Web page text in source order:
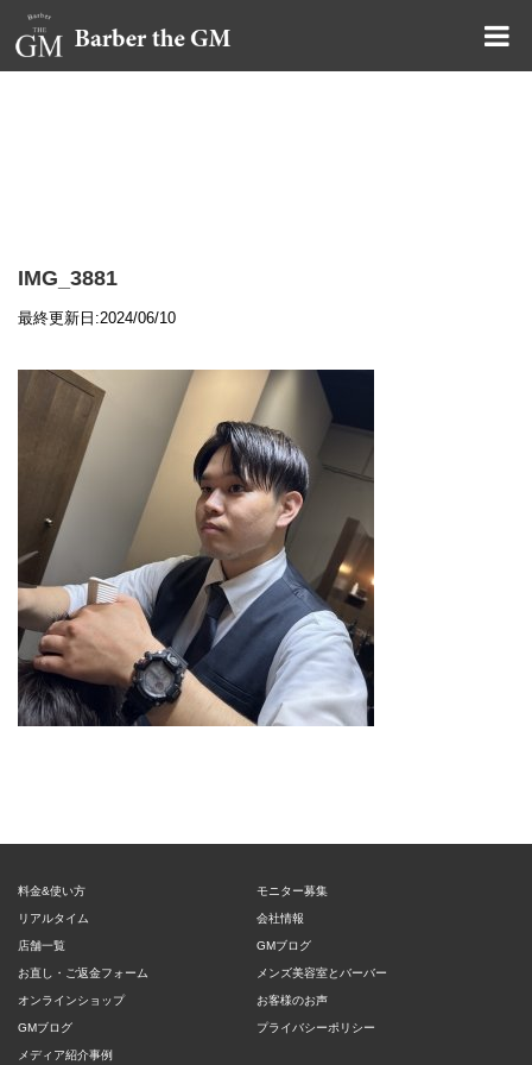
IMG_3881
最終更新日:2024/06/10
料金&使い方
リアルタイム
店舗一覧
お直し・ご返金フォーム
オンラインショップ
GMブログ
メディア紹介事例
モニター募集
会社情報
GMブログ
メンズ美容室とバーバー
お客様のお声
プライバシーポリシー